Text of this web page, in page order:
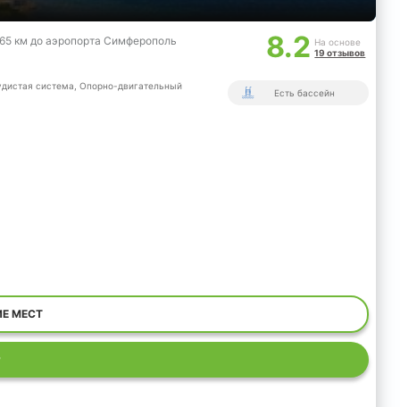
км до аэропорта Симферополь 8.2 На основе
19 отзывов
система, Опорно-двигательный
Есть бассейн
МЕСТ